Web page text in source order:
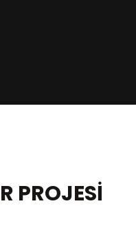
PROJESİ